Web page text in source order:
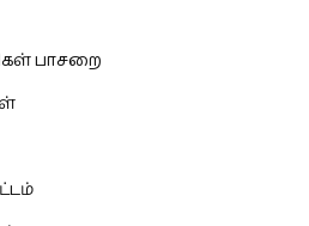
பாசறை